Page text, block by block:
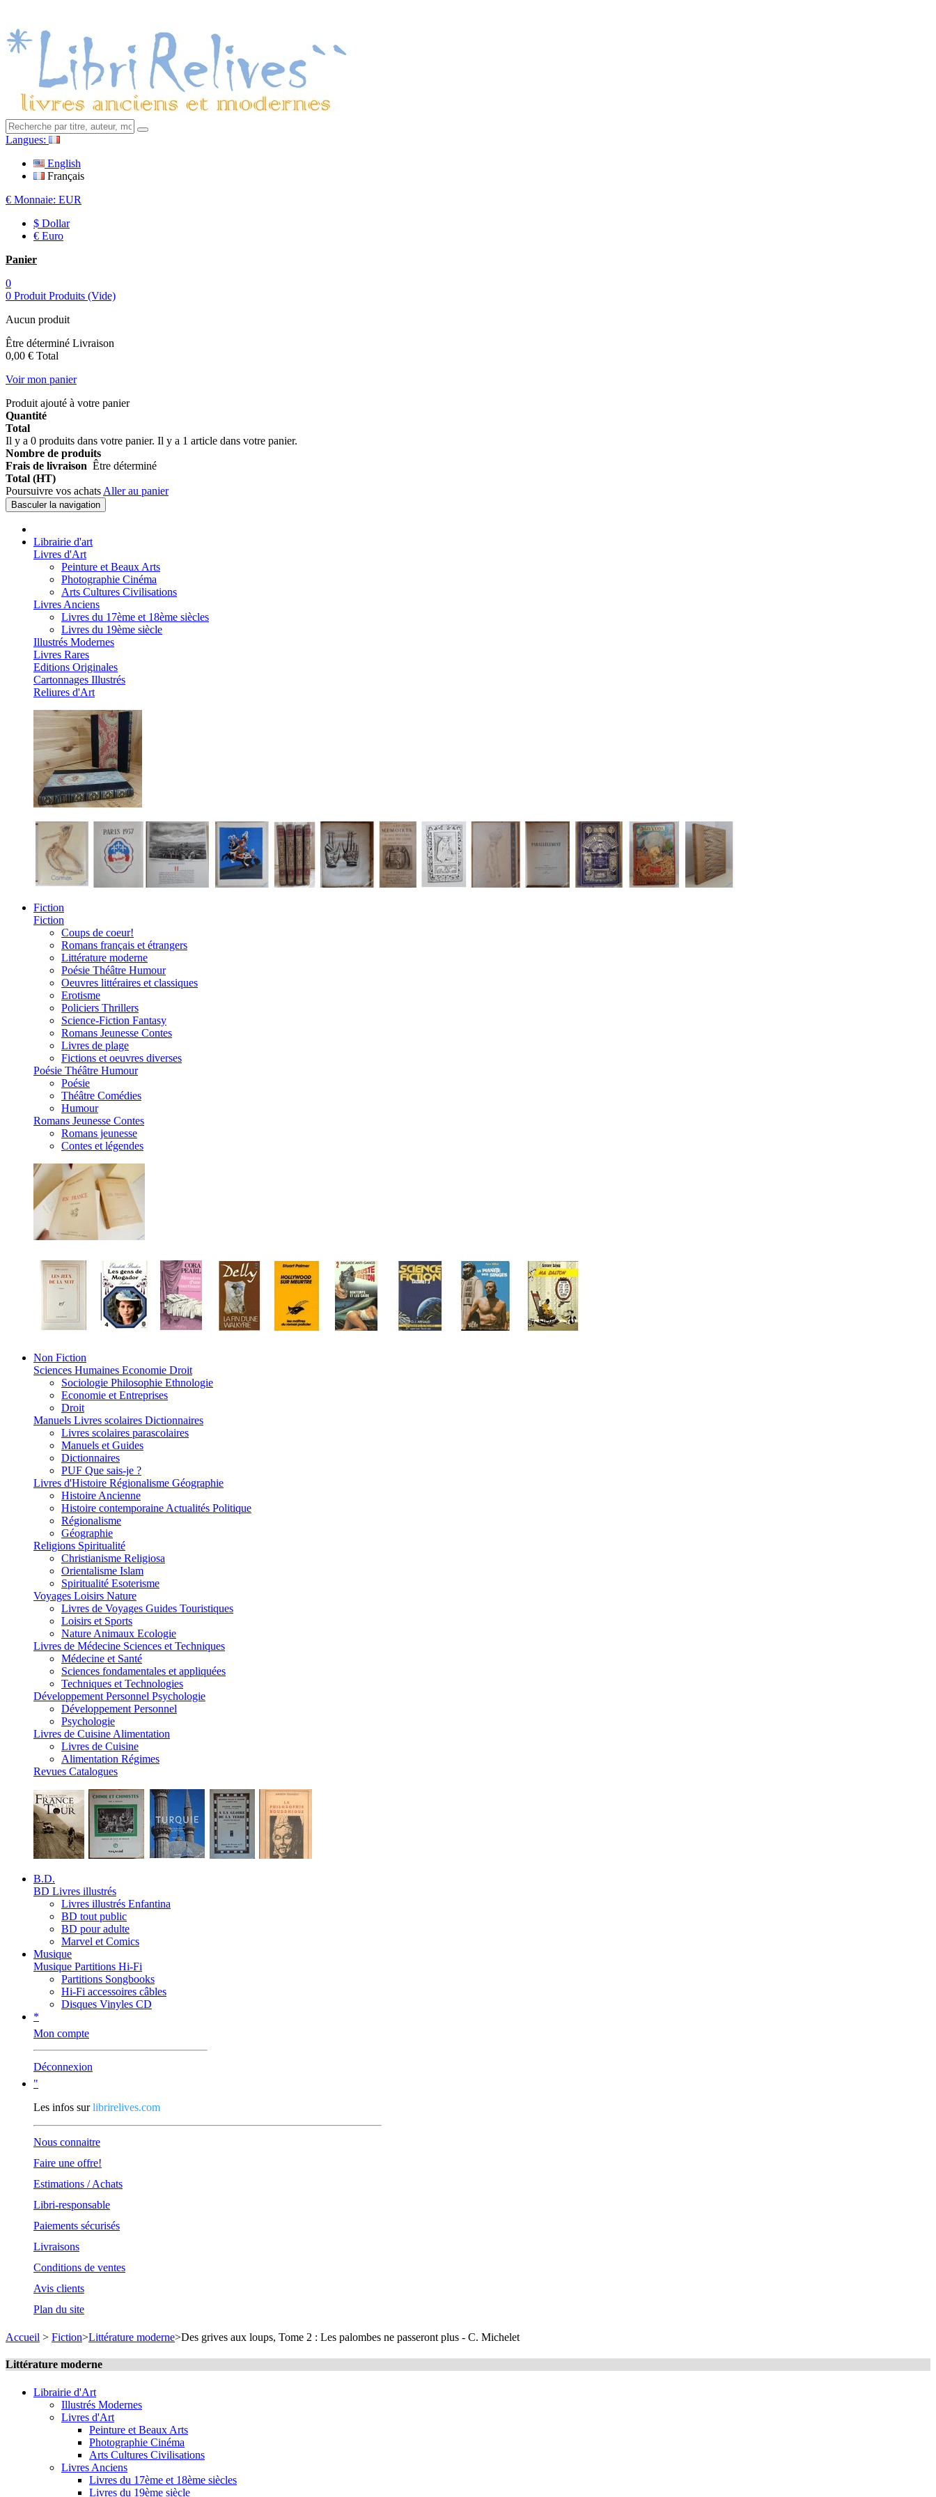
Langues:
English
Français
€ Monnaie: EUR
$ Dollar
€ Euro
Panier
0
0 Produit Produits (Vide)
Aucun produit
Être déterminé Livraison
0,00 € Total
Voir mon panier
Produit ajouté à votre panier
Quantité
Total
Il y a 0 produits dans votre panier. Il y a 1 article dans votre panier.
Nombre de produits
Frais de livraison Être déterminé
Total (HT)
Poursuivre vos achats Aller au panier
Basculer la navigation
Librairie d'art
Livres d'Art
Peinture et Beaux Arts
Photographie Cinéma
Arts Cultures Civilisations
Livres Anciens
Livres du 17ème et 18ème siècles
Livres du 19ème siècle
Illustrés Modernes
Livres Rares
Editions Originales
Cartonnages Illustrés
Reliures d'Art
Fiction
Fiction
Coups de coeur!
Romans français et étrangers
Littérature moderne
Poésie Théâtre Humour
Oeuvres littéraires et classiques
Erotisme
Policiers Thrillers
Science-Fiction Fantasy
Romans Jeunesse Contes
Livres de plage
Fictions et oeuvres diverses
Poésie Théâtre Humour
Poésie
Théâtre Comédies
Humour
Romans Jeunesse Contes
Romans jeunesse
Contes et légendes
Non Fiction
Sciences Humaines Economie Droit
Sociologie Philosophie Ethnologie
Economie et Entreprises
Droit
Manuels Livres scolaires Dictionnaires
Livres scolaires parascolaires
Manuels et Guides
Dictionnaires
PUF Que sais-je ?
Livres d'Histoire Régionalisme Géographie
Histoire Ancienne
Histoire contemporaine Actualités Politique
Régionalisme
Géographie
Religions Spiritualité
Christianisme Religiosa
Orientalisme Islam
Spiritualité Esoterisme
Voyages Loisirs Nature
Livres de Voyages Guides Touristiques
Loisirs et Sports
Nature Animaux Ecologie
Livres de Médecine Sciences et Techniques
Médecine et Santé
Sciences fondamentales et appliquées
Techniques et Technologies
Développement Personnel Psychologie
Développement Personnel
Psychologie
Livres de Cuisine Alimentation
Livres de Cuisine
Alimentation Régimes
Revues Catalogues
B.D.
BD Livres illustrés
Livres illustrés Enfantina
BD tout public
BD pour adulte
Marvel et Comics
Musique
Musique Partitions Hi-Fi
Partitions Songbooks
Hi-Fi accessoires câbles
Disques Vinyles CD
*
Mon compte
Déconnexion
"
Les infos surlibrirelives.com
Nous connaitre
Faire une offre!
Estimations / Achats
Libri-responsable
Paiements sécurisés
Livraisons
Conditions de ventes
Avis clients
Plan du site
Accueil > Fiction>Littérature moderne>Des grives aux loups, Tome 2 : Les palombes ne passeront plus - C. Michelet
Littérature moderne
Librairie d'Art
Illustrés Modernes
Livres d'Art
Peinture et Beaux Arts
Photographie Cinéma
Arts Cultures Civilisations
Livres Anciens
Livres du 17ème et 18ème siècles
Livres du 19ème siècle